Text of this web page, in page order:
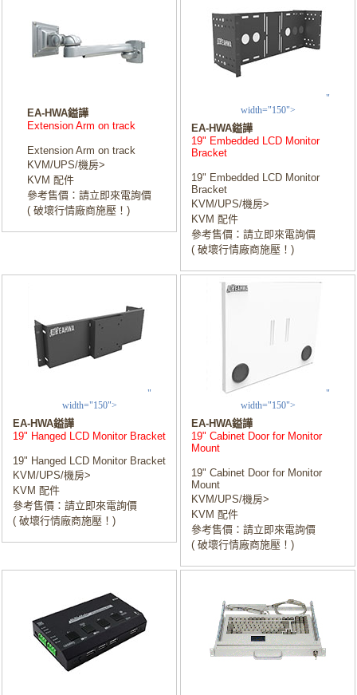
EA-HWA鎰譁
Extension Arm on track
Extension Arm on track
KVM/UPS/機房>
KVM 配件
參考售價：請立即來電詢價
( 破壞行情廠商施壓！)
"
width="150">
EA-HWA鎰譁
19" Embedded LCD Monitor
Bracket
19" Embedded LCD Monitor
Bracket
KVM/UPS/機房>
KVM 配件
參考售價：請立即來電詢價
( 破壞行情廠商施壓！)
"
width="150">
EA-HWA鎰譁
19" Hanged LCD Monitor Bracket
19" Hanged LCD Monitor Bracket
KVM/UPS/機房>
KVM 配件
參考售價：請立即來電詢價
( 破壞行情廠商施壓！)
"
width="150">
EA-HWA鎰譁
19" Cabinet Door for Monitor
Mount
19" Cabinet Door for Monitor
Mount
KVM/UPS/機房>
KVM 配件
參考售價：請立即來電詢價
( 破壞行情廠商施壓！)